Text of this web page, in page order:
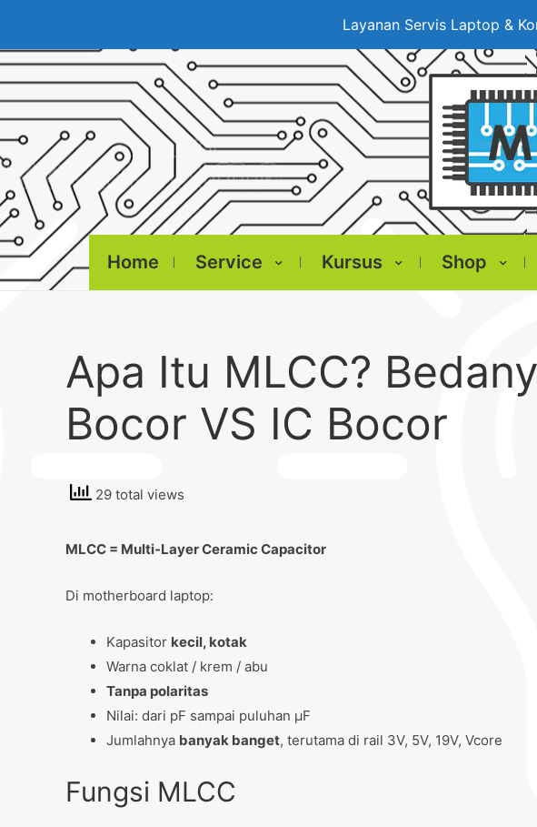
Layanan Servis Laptop &
Home Service Kursus Shop
Apa Itu MLCC?
Bocor VS IC Bocor
29 total views
MLCC = Multi-Layer Ceramic Capacitor
Di motherboard laptop:
Kapasitor kecil, kotak
Warna coklat / krem / abu
Tanpa polaritas
Nilai: dari pF sampai puluhan µF
Jumlahnya banyak banget, terutama di rail 3V, 5V, 19V, Vcore
Fungsi MLCC